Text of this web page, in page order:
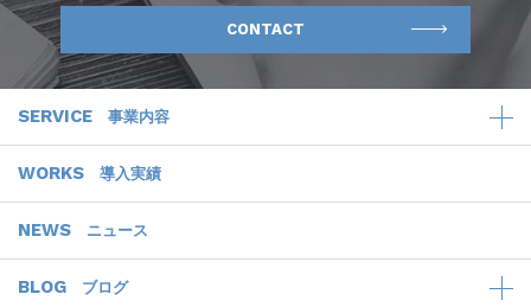
CONTACT
SERVICE 事業内容
WORKS 導入実績
NEWS ニュース
BLOG ブログ